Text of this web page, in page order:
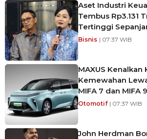
Aset Industri
Tembus Rp3.131
Tertinggi
Bisnis | 07:37 WIB
MAXUS Kenalkan
Kemewahan
MIFA 7 dan MIFA
Otomotif | 07:37 WIB
John Herdman